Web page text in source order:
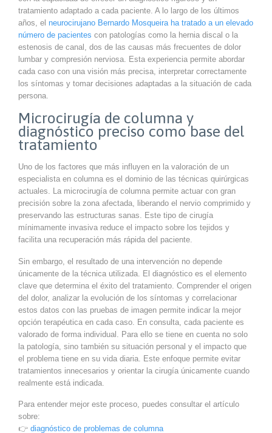
tratamiento adaptado a cada paciente. A lo largo de los últimos
años, el neurocirujano Bernardo Mosqueira ha tratado a un elevado
número de pacientes con patologías como la hernia discal o la
estenosis de canal, dos de las causas más frecuentes de dolor
lumbar y compresión nerviosa. Esta experiencia permite abordar
cada caso con una visión más precisa, interpretar correctamente
los síntomas y tomar decisiones adaptadas a la situación de cada
persona.
Microcirugía de columna y
diagnóstico preciso como base del
tratamiento
Uno de los factores que más influyen en la valoración de un
especialista en columna es el dominio de las técnicas quirúrgicas
actuales. La microcirugía de columna permite actuar con gran
precisión sobre la zona afectada, liberando el nervio comprimido y
preservando las estructuras sanas. Este tipo de cirugía
mínimamente invasiva reduce el impacto sobre los tejidos y
facilita una recuperación más rápida del paciente.
Sin embargo, el resultado de una intervención no depende
únicamente de la técnica utilizada. El diagnóstico es el elemento
clave que determina el éxito del tratamiento. Comprender el origen
del dolor, analizar la evolución de los síntomas y correlacionar
estos datos con las pruebas de imagen permite indicar la mejor
opción terapéutica en cada caso. En consulta, cada paciente es
valorado de forma individual. Para ello se tiene en cuenta no solo
la patología, sino también su situación personal y el impacto que
el problema tiene en su vida diaria. Este enfoque permite evitar
tratamientos innecesarios y orientar la cirugía únicamente cuando
realmente está indicada.
Para entender mejor este proceso, puedes consultar el artículo
sobre:
👉 diagnóstico de problemas de columna